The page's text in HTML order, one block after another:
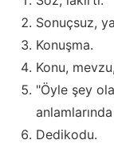
Sonuçsuz,
Konuşma.
Konu,
"Öyle şey
Dedikodu.